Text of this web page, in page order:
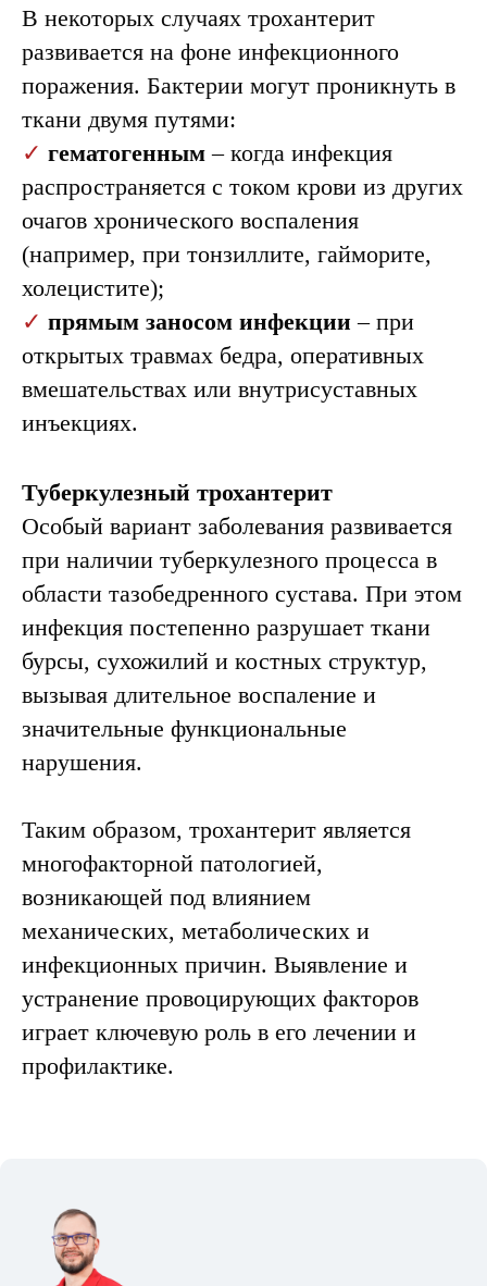
В некоторых случаях трохантерит
развивается на фоне инфекционного
поражения. Бактерии могут проникнуть в
ткани двумя путями:
✓ гематогенным– когда инфекция
распространяется с током крови из других
очагов хронического воспаления
(например, при тонзиллите, гайморите,
холецистите);
✓ прямым заносом инфекции– при
открытых травмах бедра, оперативных
вмешательствах или внутрисуставных
инъекциях.
Туберкулезный трохантерит
Особый вариант заболевания развивается
при наличии туберкулезного процесса в
области тазобедренного сустава. При этом
инфекция постепенно разрушает ткани
бурсы, сухожилий и костных структур,
вызывая длительное воспаление и
значительные функциональные
нарушения.
Таким образом, трохантерит является
многофакторной патологией,
возникающей под влиянием
механических, метаболических и
инфекционных причин. Выявление и
устранение провоцирующих факторов
играет ключевую роль в его лечении и
профилактике.